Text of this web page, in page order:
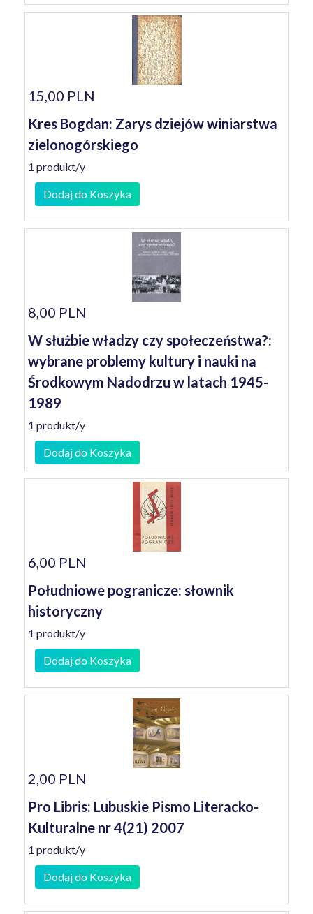
15,00 PLN
Kres Bogdan: Zarys dziejów winiarstwa
zielonogórskiego
1 produkt/y
Dodaj do Koszyka
8,00 PLN
W służbie władzy czy społeczeństwa?:
wybrane problemy kultury i nauki na
Środkowym Nadodrzu w latach 1945-
1989
1 produkt/y
Dodaj do Koszyka
6,00 PLN
Południowe pogranicze: słownik
historyczny
1 produkt/y
Dodaj do Koszyka
2,00 PLN
Pro Libris: Lubuskie Pismo Literacko-
Kulturalne nr 4(21) 2007
1 produkt/y
Dodaj do Koszyka